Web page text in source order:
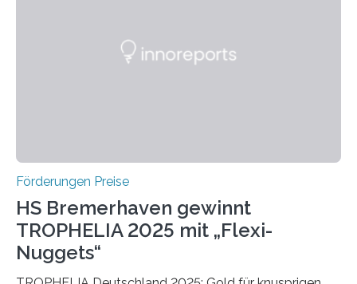
Foundation, des BIAL Award in Biomedicine ist in
Förderungen Preise
HS Bremerhaven gewinnt
TROPHELIA 2025 mit „Flexi-
Nuggets“